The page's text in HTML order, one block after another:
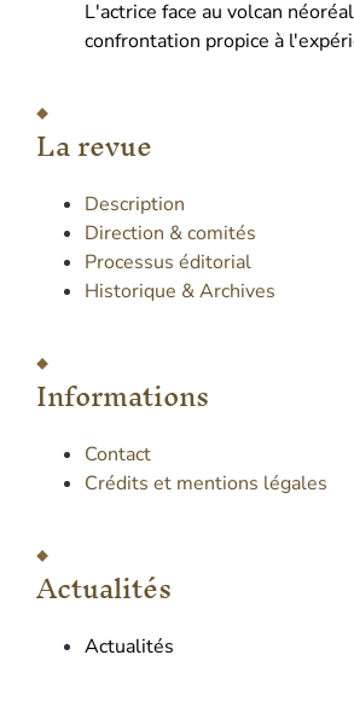
L'actrice face au volcan
confrontation propice à
La revue
Description
Direction & comités
Processus éditorial
Historique & Archives
Informations
Contact
Crédits et mentions légales
Actualités
Actualités